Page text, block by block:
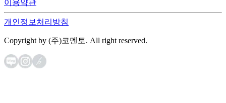
이용약관
개인정보처리방침
Copyright by (주)코멘토. All right reserved.